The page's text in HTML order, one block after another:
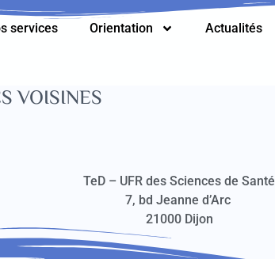
services Orientation Actualités
VOISINES
TeD – UFR des Sciences de Santé
7, bd Jeanne d’Arc
21000 Dijon